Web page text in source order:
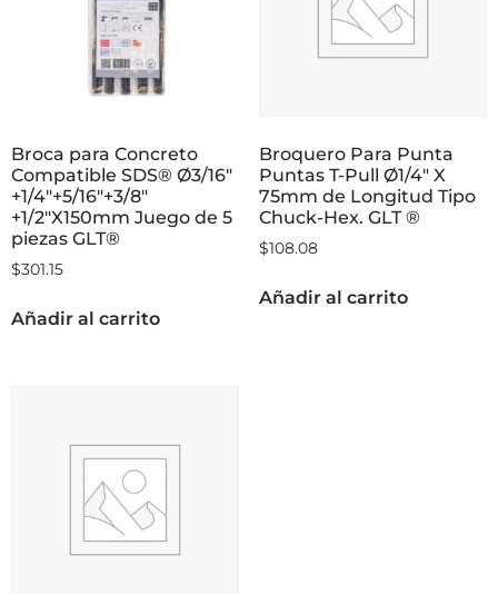
Broca para Concreto
Compatible SDS® Ø3/16″
+1/4″+5/16″+3/8″
+1/2″X150mm Juego de 5
piezas GLT®
$301.15
Añadir al carrito
Broquero Para Punta
Puntas T-Pull Ø1/4″ X
75mm de Longitud Tipo
Chuck-Hex. GLT ®
$108.08
Añadir al carrito